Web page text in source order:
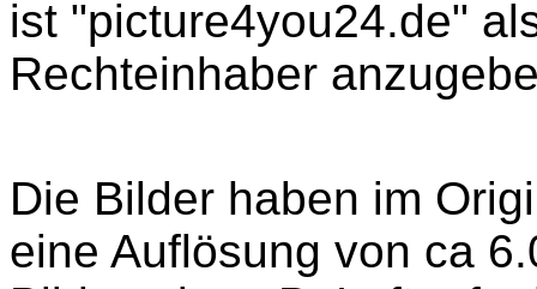
ist "picture4you24.de"
Rechteinhaber
Die Bilder haben im
eine Auflösung von ca